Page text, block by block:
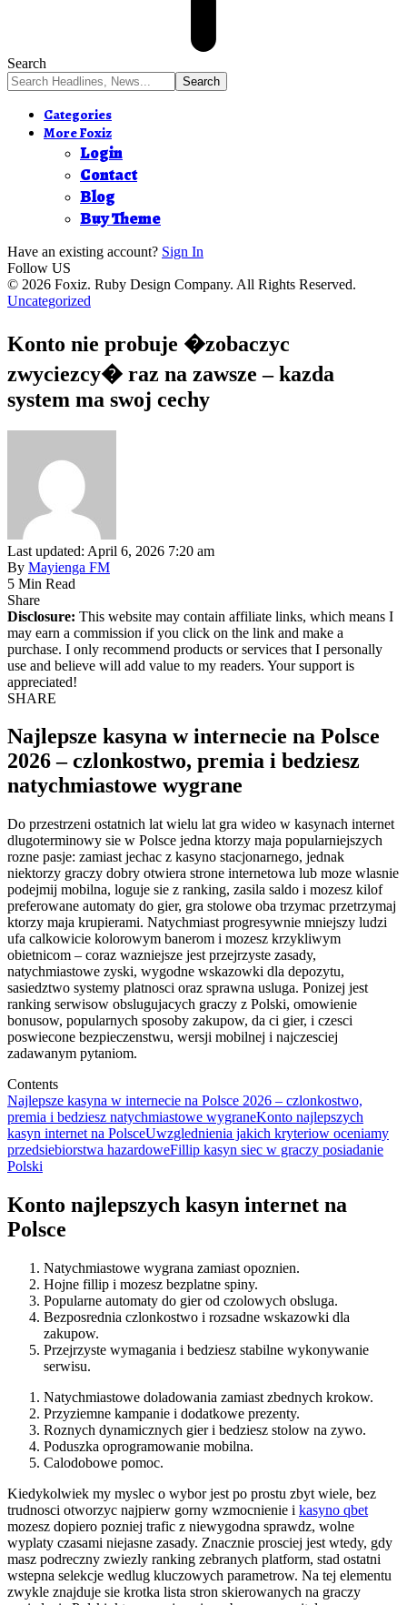
Search
Categories
More Foxiz
Login
Contact
Blog
Buy Theme
Have an existing account? Sign In
Follow US
© 2026 Foxiz. Ruby Design Company. All Rights Reserved.
Uncategorized
Konto nie probuje �zobaczyc
zwyciezcy� raz na zawsze – kazda
system ma swoj cechy
Last updated: April 6, 2026 7:20 am
By Mayienga FM
5 Min Read
Share
Disclosure: This website may contain affiliate links, which means I
may earn a commission if you click on the link and make a
purchase. I only recommend products or services that I personally
use and believe will add value to my readers. Your support is
appreciated!
SHARE
Najlepsze kasyna w internecie na Polsce
2026 – czlonkostwo, premia i bedziesz
natychmiastowe wygrane
Do przestrzeni ostatnich lat wielu lat gra wideo w kasynach internet
dlugoterminowy sie w Polsce jedna ktorzy maja popularniejszych
rozne pasje: zamiast jechac z kasyno stacjonarnego, jednak
niektorzy graczy dobry otwiera strone internetowa lub moze wlasnie
podejmij mobilna, loguje sie z ranking, zasila saldo i mozesz kilof
preferowane automaty do gier, gra stolowe oba trzymac przetrzymaj
ktorzy maja krupierami. Natychmiast progresywnie mniejszy ludzi
ufa calkowicie kolorowym banerom i mozesz krzykliwym
obietnicom – coraz wazniejsze jest przejrzyste zasady,
natychmiastowe zyski, wygodne wskazowki dla depozytu,
sasiedztwo systemy platnosci oraz sprawna usluga. Ponizej jest
ranking serwisow obslugujacych graczy z Polski, omowienie
bonusow, popularnych sposoby zakupow, da ci gier, i czesci
poswiecone bezpieczenstwu, wersji mobilnej i najczesciej
zadawanym pytaniom.
Contents
Najlepsze kasyna w internecie na Polsce 2026 – czlonkostwo,
premia i bedziesz natychmiastowe wygraneKonto najlepszych
kasyn internet na PolsceUwzglednienia jakich kryteriow oceniamy
przedsiebiorstwa hazardoweFillip kasyn siec w graczy posiadanie
Polski
Konto najlepszych kasyn internet na
Polsce
Natychmiastowe wygrana zamiast opoznien.
Hojne fillip i mozesz bezplatne spiny.
Popularne automaty do gier od czolowych obsluga.
Bezposrednia czlonkostwo i rozsadne wskazowki dla
zakupow.
Przejrzyste wymagania i bedziesz stabilne wykonywanie
serwisu.
Natychmiastowe doladowania zamiast zbednych krokow.
Przyziemne kampanie i dodatkowe prezenty.
Roznych dynamicznych gier i bedziesz stolow na zywo.
Poduszka oprogramowanie mobilna.
Calodobowe pomoc.
Kiedykolwiek my myslec o wybor jest po prostu zbyt wiele, bez
trudnosci otworzyc najpierw gorny wzmocnienie i kasyno qbet
mozesz dopiero pozniej trafic z niewygodna sprawdz, wolne
wyplaty czasami niejasne zasady. Znacznie prosciej jest wtedy, gdy
masz podreczny zwiezly ranking zebranych platform, stad ostatni
wstepna selekcje wedlug kluczowych parametrow. Na tej elementu
zwykle znajduje sie krotka lista stron skierowanych na graczy